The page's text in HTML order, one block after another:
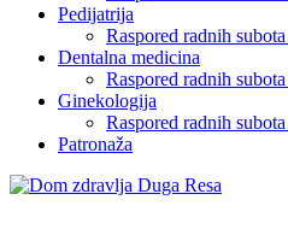
Pedijatrija
Raspored radnih
Dentalna medicina
Raspored radnih
Ginekologija
Raspored radnih
Patronaža